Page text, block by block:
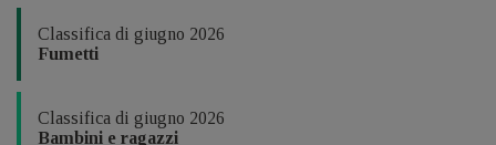
Classifica di giugno 2026
Fumetti
Classifica di giugno 2026
Bambini e ragazzi